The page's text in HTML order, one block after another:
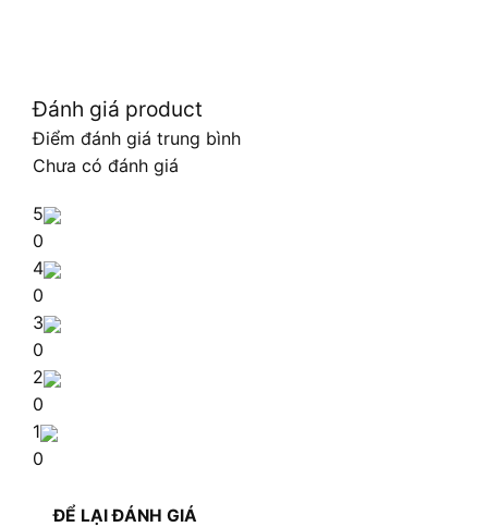
Đánh giá product
Điểm đánh giá trung bình
Chưa có đánh giá
5
0
4
0
3
0
2
0
1
0
ĐỂ LẠI ĐÁNH GIÁ